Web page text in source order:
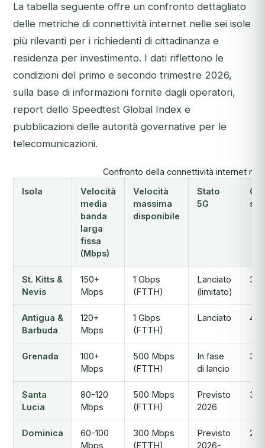
La tabella seguente offre un confronto dettagliato
delle metriche di connettività internet nelle sei isole
più rilevanti per i richiedenti di cittadinanza e
residenza per investimento. I dati riflettono le
condizioni del primo e secondo trimestre 2026,
sulla base di informazioni fornite dagli operatori,
report dello Speedtest Global Index e
pubblicazioni delle autorità governative per le
telecomunicazioni.
Confronto della connettività internet
Isola
Velocità
media
banda
larga
fissa
(Mbps)
Velocità
massima
disponibile
Stato
5G
St. Kitts &
Nevis
150+
Mbps
1 Gbps
(FTTH)
Lanciato
(limitato)
3+
Antigua &
Barbuda
120+
Mbps
1 Gbps
(FTTH)
Lanciato 4+
Grenada
100+
Mbps
500 Mbps
(FTTH)
In fase
di lancio
3+
Santa
Lucia
80-120
Mbps
500 Mbps
(FTTH)
Previsto
2026
3+
Dominica
60-100
Mbps
300 Mbps
(FTTH)
Previsto
2026-
2+